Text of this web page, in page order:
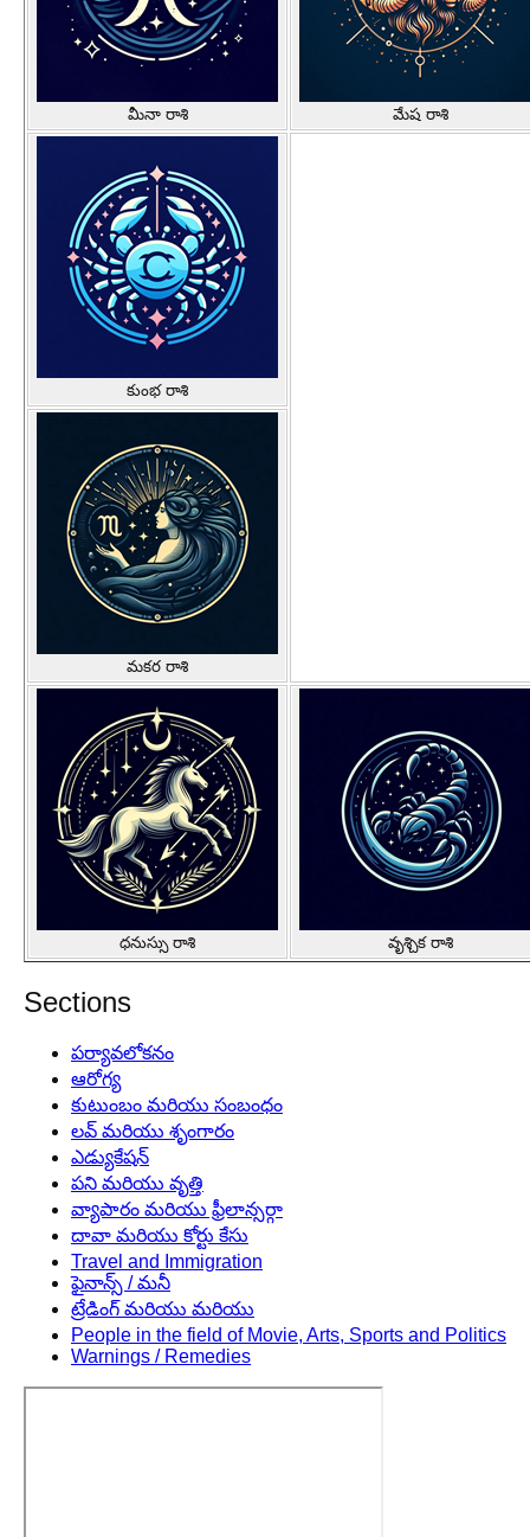
మీనా రాశి మేష రాశి
కుంభ రాశి
మకర రాశి
ధనుస్సు రాశి వృశ్చిక రాశి
Sections
పర్యావలోకనం
ఆరోగ్య
కుటుంబం మరియు సంబంధం
లవ్ మరియు శృంగారం
ఎడ్యుకేషన్
పని మరియు వృత్తి
వ్యాపారం మరియు ఫ్రీలాన్సర్గా
దావా మరియు కోర్టు కేసు
Travel and Immigration
ఫైనాన్స్ / మనీ
ట్రేడింగ్ మరియు మరియు
People in the field of Movie, Arts, Sports and Politics
Warnings / Remedies